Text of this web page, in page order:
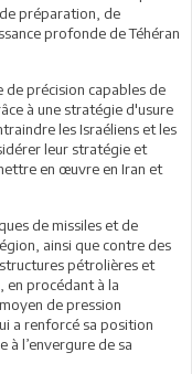
préparation, de
profonde de Téhéran
précision capables de
à une stratégie d'usure
les Israéliens et les
leur stratégie et
en œuvre en Iran et
de missiles et de
ainsi que contre des
pétrolières et
en procédant à la
de pression
a renforcé sa position
à l’envergure de sa